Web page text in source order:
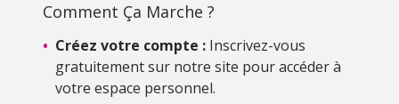
Comment Ça Marche ?
• Créez votre compte : Inscrivez-vous
gratuitement sur notre site pour accéder à
votre espace personnel.